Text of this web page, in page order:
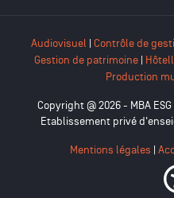
Audiovisuel | Contrôle de
Gestion de patrimoine|
Production
Copyright @ 2026 - MBA
Etablissement privé
Mentions légales